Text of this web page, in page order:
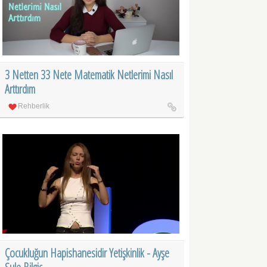
3 Netten 33 Nete Matematik Netlerimi Nasıl
Arttırdım
Rehberlik
Çocukluğun Hapishanesidir Yetişkinlik - Ayşe